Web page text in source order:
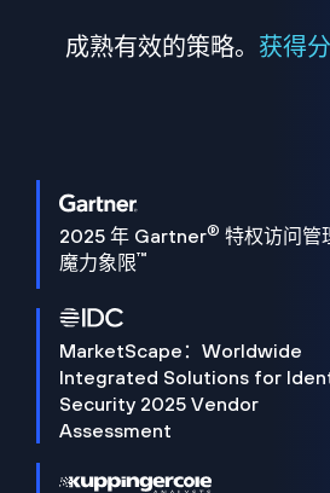
成熟有效的策略。 获得
2025 年 Gartner® 特权访问管
魔力象限™
MarketScape：Worldwide
Integrated Solutions for
Security 2025 Vendor
Assessment